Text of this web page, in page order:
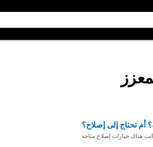
أم تحتاج إلى إصلاح؟
هناك خيارات إصلاح متاحة